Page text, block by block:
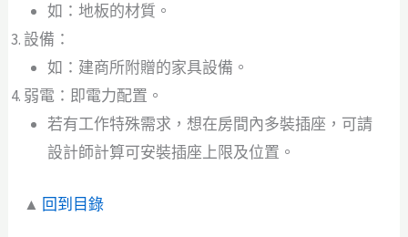
如：地板的材質。
設備：
如：建商所附贈的家具設備。
弱電：即電力配置。
若有工作特殊需求，想在房間內多裝插座，可請
設計師計算可安裝插座上限及位置。
▲ 回到目錄